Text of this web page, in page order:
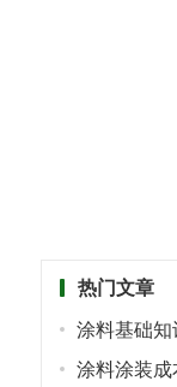
热门文章
涂料基础知
涂料涂装成